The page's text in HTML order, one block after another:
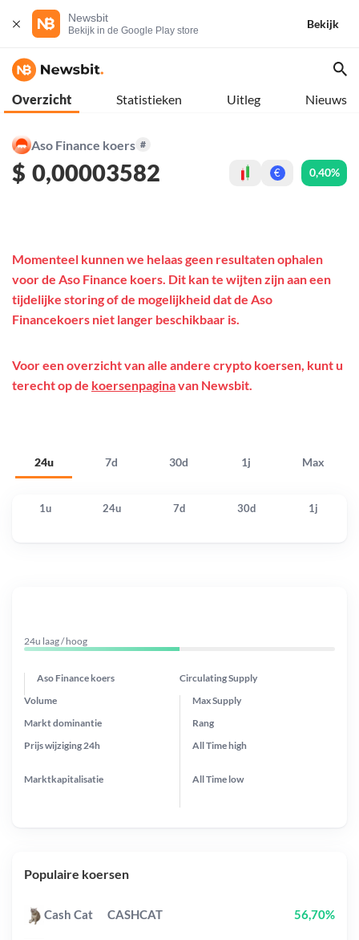
Newsbit
Bekijk in de Google Play store
Bekijk
Overzicht Statistieken Uitleg Nieuws
Aso Finance koers #
$ 0,00003582 € 0,40%
24u 7d 30d 1j Max
Momenteel kunnen we helaas geen resultaten ophalen
voor de Aso Finance koers. Dit kan te wijten zijn aan een
tijdelijke storing of de mogelijkheid dat de Aso
Financekoers niet langer beschikbaar is.
Voor een overzicht van alle andere crypto koersen, kunt u
terecht op de koersenpaginavan Newsbit.
1u 24u 7d 30d 1j
24u laag / hoog
Aso Finance koers Circulating Supply
Prijs wijziging 24h
Max Supply
Markt dominantie
Marktkapitalisatie
Volume
Rang
All Timehigh
All Time low
Populaire koersen
Cash Cat CASHCAT 56,70%